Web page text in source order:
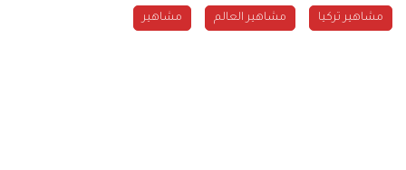
مشاهير تركيا مشاهير العالم مشاهير